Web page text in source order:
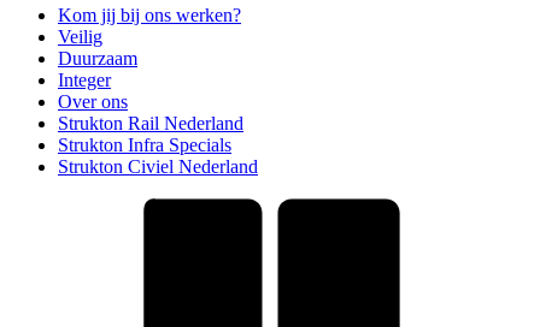
Kom jij bij ons werken?
Veilig
Duurzaam
Integer
Over ons
Strukton Rail Nederland
Strukton Infra Specials
Strukton Civiel Nederland